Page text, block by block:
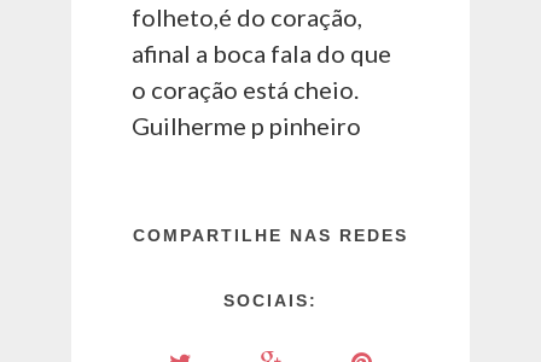
folheto,é do coração,
afinal a boca fala do que
o coração está cheio.
Guilherme p pinheiro
COMPARTILHE NAS REDES
SOCIAIS: